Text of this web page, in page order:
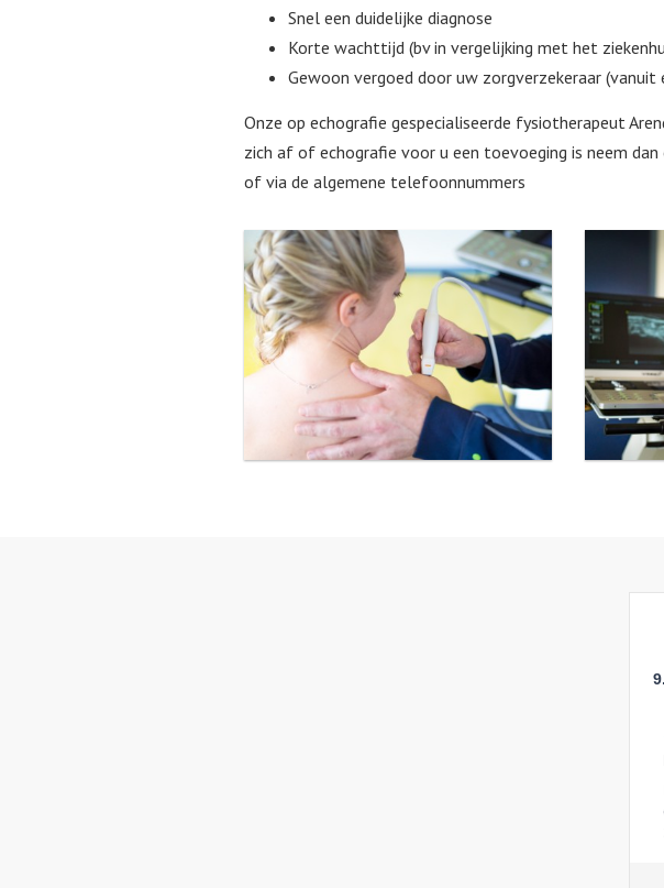
Snel een duidelijke diagnose
Korte wachttijd (bv in vergelijking met het
Gewoon vergoed door uw zorgverzekeraar (vanuit
Onze op echografie gespecialiseerde fysiotherapeut
zich af of echografie voor u een toevoeging is neem
of via de algemene telefoonnummers